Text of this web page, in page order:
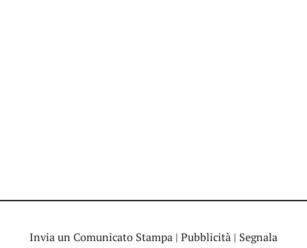
Invia un Comunicato Stampa | Pubblicità | Segnala